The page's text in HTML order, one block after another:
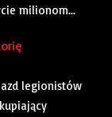
milionom...
legionistów